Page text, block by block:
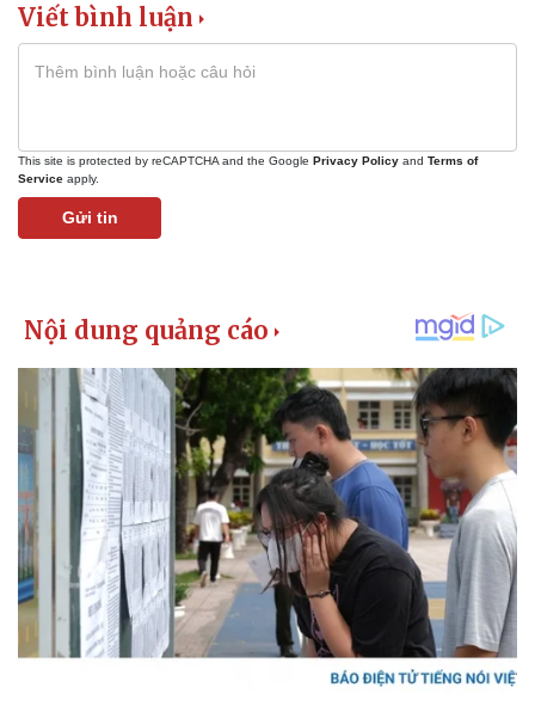
Pháp luật
Vụ án
Tin nóng
Tư vấn luật
Quân sự - Quốc phòng
Vũ khí
Việt Nam
Phân tích
Viết bình luận
This site is protected by reCAPTCHA and the Google Privacy Policy and Terms of
Service apply.
Gửi tin